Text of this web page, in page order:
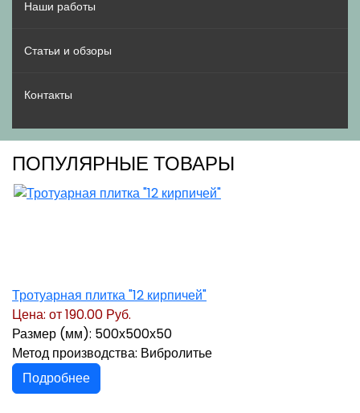
Наши работы
Статьи и обзоры
Контакты
ПОПУЛЯРНЫЕ ТОВАРЫ
Тротуарная плитка "12 кирпичей"
Цена: от190.00 Руб.
Размер (мм): 500х500х50
Метод производства: Вибролитье
Подробнее